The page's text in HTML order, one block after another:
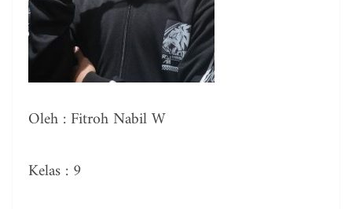
Oleh : Fitroh Nabil W
Kelas : 9